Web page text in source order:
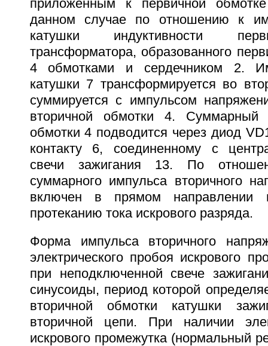
приложенным к первичной
данном случае по отношению к
катушки индуктивности
трансформатора, образованного
4 обмотками и сердечником 2.
катушки 7 трансформируется во
суммируется с импульсом
вторичной обмотки 4. Суммарный
обмотки 4 подводится через диод
контакту 6, соединенному с
свечи зажигания 13. По
суммарного импульса вторичного
включен в прямом направлении
протеканию тока искрового разряда.
Форма импульса вторичного
электрического пробоя искрового
при неподключенной свече
синусоиды, период которой
вторичной обмотки катушки
вторичной цепи. При наличии
искрового промежутка (нормальный